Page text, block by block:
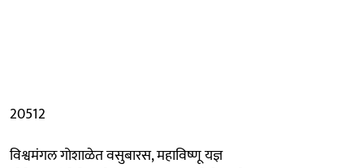
20512
विश्वमंगल गोशाळेत वसुबारस, महाविष्णू यज्ञ